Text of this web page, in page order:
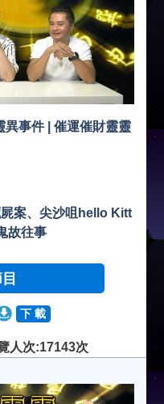
事件 | 催運催財靈靈
案、尖沙咀hello Kitt
故往事
下 載
人次:17143次